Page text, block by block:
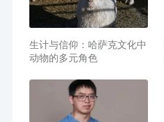
生计与信仰：哈萨克文化中
动物的多元角色